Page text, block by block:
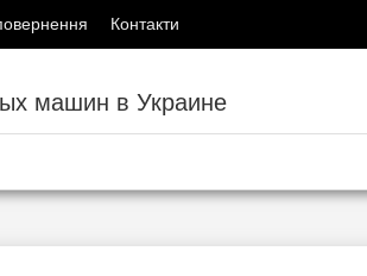
Контакти
машин в Украине